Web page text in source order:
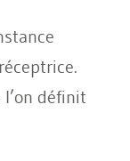
l’on définit